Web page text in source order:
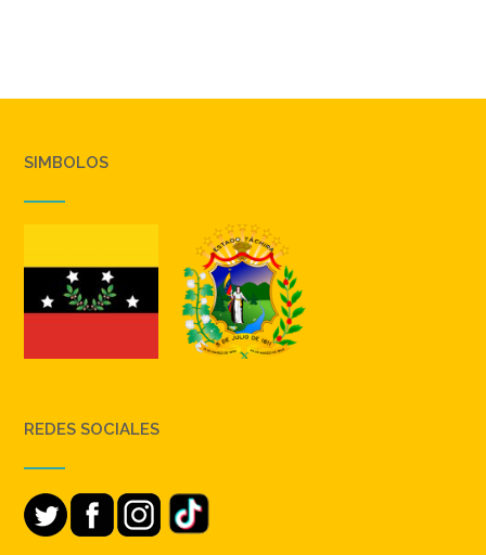
SIMBOLOS
REDES SOCIALES